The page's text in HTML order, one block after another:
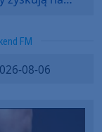
FM
08-06